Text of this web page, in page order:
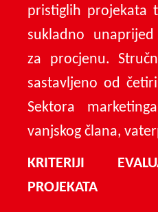
pristiglih projekata
sukladno
za procjenu.
sastavljeno od
Sektora
vanjskog člana,
KRITERIJI
PROJEKATA